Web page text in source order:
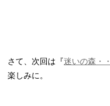
さて、次回は『迷いの森・
楽しみに。